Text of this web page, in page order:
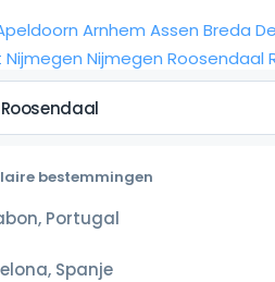
Arnhem Assen Breda
Nijmegen Nijmegen Roosendaal
bestemmingen
Portugal
Spanje
reis